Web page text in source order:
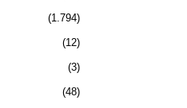
1.794
12
3
48